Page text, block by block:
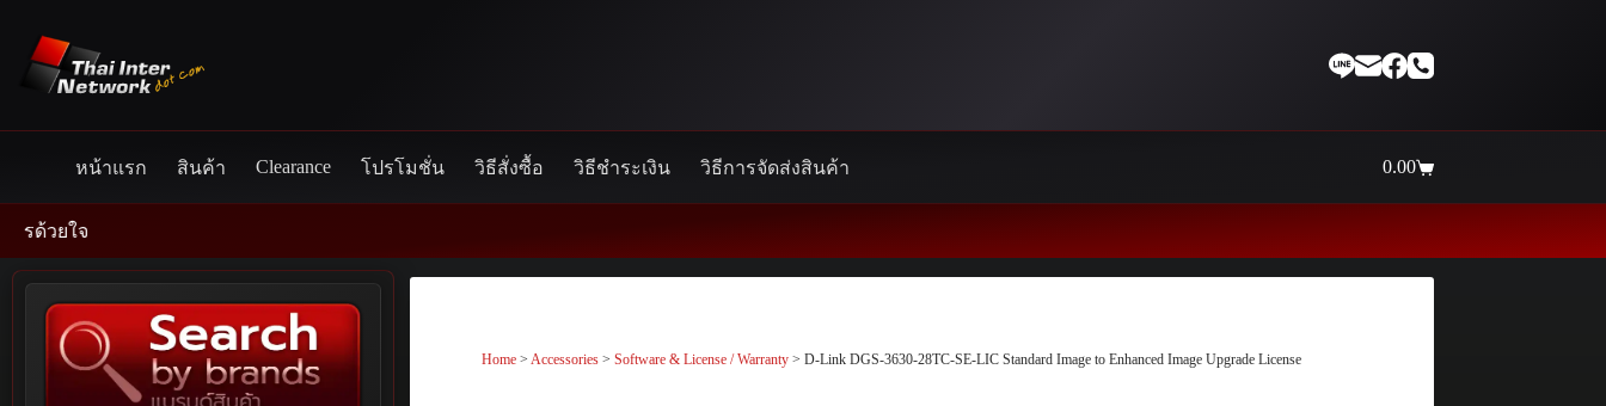
content
หน้าแรก สินค้า Clearance โปรโมชั่น วิธีสั่งซื้อ วิธีชำระเงิน วิธีการจัดส่งสินค้า
Shopping
0.00
Home >Accessories >Software & License / Warranty > D-Link DGS-3630-28TC-SE-LIC Standard Image to Enhanced Image Upgrade License